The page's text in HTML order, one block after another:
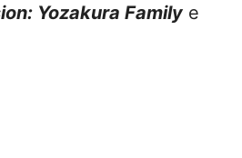
Yozakura Family e